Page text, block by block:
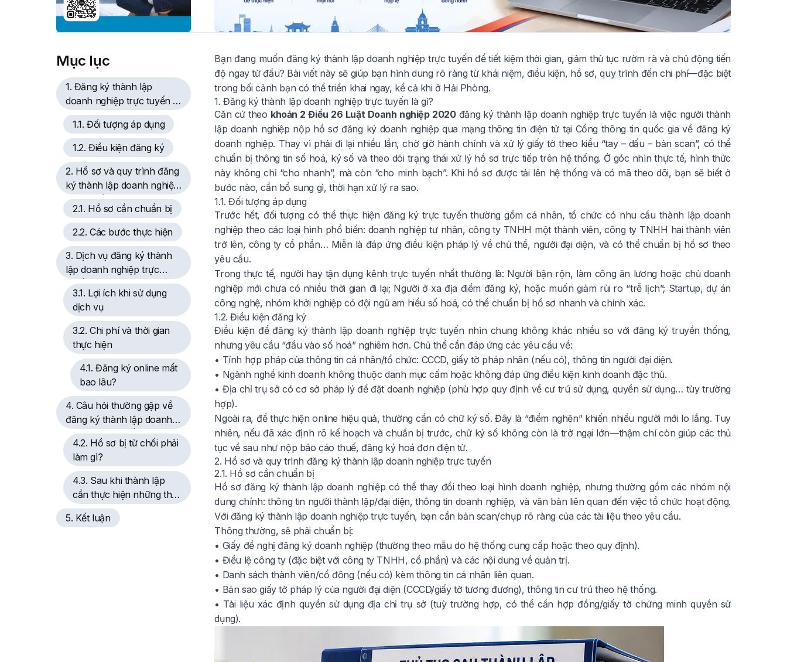
Mục lục
1. Đăng ký thành lập
doanh nghiệp trực tuyến là
gì?
1.1. Đối tượng áp dụng
1.2. Điều kiện đăng ký
2. Hồ sơ và quy trình đăng
ký thành lập doanh nghiệp
trực tuyến
2.1. Hồ sơ cần chuẩn bị
2.2. Các bước thực hiện
3. Dịch vụ đăng ký thành
lập doanh nghiệp trực
tuyến tại Hải Phòng
3.1. Lợi ích khi sử dụng
dịch vụ
3.2. Chi phí và thời gian
thực hiện
4.1. Đăng ký online mất
bao lâu?
4. Câu hỏi thường gặp về
đăng ký thành lập doanh
nghiệp trực tuyến
4.2. Hồ sơ bị từ chối phải
làm gì?
4.3. Sau khi thành lập
cần thực hiện những thủ
tục gì?
5. Kết luận
Bạn đang muốn đăng ký thành lập doanh nghiệp trực tuyến để tiết kiệm thời gian, giảm thủ tục rườm rà và chủ động tiến
độ ngay từ đầu? Bài viết này sẽ giúp bạn hình dung rõ ràng từ khái niệm, điều kiện, hồ sơ, quy trình đến chi phí—đặc biệt
trong bối cảnh bạn có thể triển khai ngay, kể cả khi ở Hải Phòng.
1. Đăng ký thành lập doanh nghiệp trực tuyến là gì?
Căn cứ theo khoản 2 Điều 26 Luật Doanh nghiệp 2020đăng ký thành lập doanh nghiệp trực tuyến là việc người thành
lập doanh nghiệp nộp hồ sơ đăng ký doanh nghiệp qua mạng thông tin điện tử tại Cổng thông tin quốc gia về đăng ký
doanh nghiệp. Thay vì phải đi lại nhiều lần, chờ giờ hành chính và xử lý giấy tờ theo kiểu “tay – dấu – bản scan”, có thể
chuẩn bị thông tin số hoá, ký số và theo dõi trạng thái xử lý hồ sơ trực tiếp trên hệ thống. Ở góc nhìn thực tế, hình thức
này không chỉ “cho nhanh”, mà còn “cho minh bạch”. Khi hồ sơ được tải lên hệ thống và có mã theo dõi, bạn sẽ biết ở
bước nào, cần bổ sung gì, thời hạn xử lý ra sao.
1.1. Đối tượng áp dụng
Trước hết, đối tượng có thể thực hiện đăng ký trực tuyến thường gồm cá nhân, tổ chức có nhu cầu thành lập doanh
nghiệp theo các loại hình phổ biến: doanh nghiệp tư nhân, công ty TNHH một thành viên, công ty TNHH hai thành viên
trở lên, công ty cổ phần… Miễn là đáp ứng điều kiện pháp lý về chủ thể, người đại diện, và có thể chuẩn bị hồ sơ theo
yêu cầu.
Trong thực tế, người hay tận dụng kênh trực tuyến nhất thường là: Người bận rộn, làm công ăn lương hoặc chủ doanh
nghiệp mới chưa có nhiều thời gian đi lại; Người ở xa địa điểm đăng ký, hoặc muốn giảm rủi ro “trễ lịch”; Startup, dự án
công nghệ, nhóm khởi nghiệp có đội ngũ am hiểu số hoá, có thể chuẩn bị hồ sơ nhanh và chính xác.
1.2. Điều kiện đăng ký
Điều kiện để đăng ký thành lập doanh nghiệp trực tuyến nhìn chung không khác nhiều so với đăng ký truyền thống,
nhưng yêu cầu “đầu vào số hoá” nghiêm hơn. Chủ thể cần đáp ứng các yêu cầu về:
• Tính hợp pháp của thông tin cá nhân/tổ chức: CCCD, giấy tờ pháp nhân (nếu có), thông tin người đại diện.
• Ngành nghề kinh doanh không thuộc danh mục cấm hoặc không đáp ứng điều kiện kinh doanh đặc thù.
• Địa chỉ trụ sở có cơ sở pháp lý để đặt doanh nghiệp (phù hợp quy định về cư trú sử dụng, quyền sử dụng… tùy trường
hợp).
Ngoài ra, để thực hiện online hiệu quả, thường cần có chữ ký số. Đây là “điểm nghẽn” khiến nhiều người mới lo lắng. Tuy
nhiên, nếu đã xác định rõ kế hoạch và chuẩn bị trước, chữ ký số không còn là trở ngại lớn—thậm chí còn giúp các thủ
tục về sau như nộp báo cáo thuế, đăng ký hoá đơn điện tử.
2. Hồ sơ và quy trình đăng ký thành lập doanh nghiệp trực tuyến
2.1. Hồ sơ cần chuẩn bị
Hồ sơ đăng ký thành lập doanh nghiệp có thể thay đổi theo loại hình doanh nghiệp, nhưng thường gồm các nhóm nội
dung chính: thông tin người thành lập/đại diện, thông tin doanh nghiệp, và văn bản liên quan đến việc tổ chức hoạt động.
Với đăng ký thành lập doanh nghiệp trực tuyến, bạn cần bản scan/chụp rõ ràng của các tài liệu theo yêu cầu.
Thông thường, sẽ phải chuẩn bị:
• Giấy đề nghị đăng ký doanh nghiệp (thường theo mẫu do hệ thống cung cấp hoặc theo quy định).
• Điều lệ công ty (đặc biệt với công ty TNHH, cổ phần) và các nội dung về quản trị.
• Danh sách thành viên/cổ đông (nếu có) kèm thông tin cá nhân liên quan.
• Bản sao giấy tờ pháp lý của người đại diện (CCCD/giấy tờ tương đương), thông tin cư trú theo hệ thống.
• Tài liệu xác định quyền sử dụng địa chỉ trụ sở (tuỳ trường hợp, có thể cần hợp đồng/giấy tờ chứng minh quyền sử
dụng).